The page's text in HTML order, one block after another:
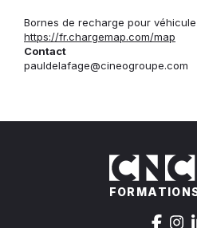
Bornes de recharge pour
https://fr.chargemap.com/map
Contact
pauldelafage@cineogroupe.com